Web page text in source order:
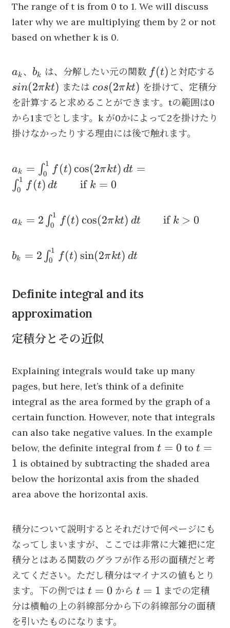
The range of t is from 0 to 1. We will discuss
later why we are multiplying them by 2 or not
based on whether k is 0.
a_k
ak 、 b_k
bk は、分解したい元の関数 f(t)
f (t) と対応する
sin(2πkt) または cos
(2\pi
kt)
cos(2πkt) を掛けて、定積分
を計算すると求めることができます。tの範囲は0
から1までとします。k が0かによって2を掛けたり
掛けなかったりする理由には後で触れます。
a_k =
\int_{0}^{1}
f(t) \cos(2
=
f(t)\, dt
\qquad
= 0
ak = ∫0
1
f (t) cos(2πkt) dt =
∫0
1
f (t) dt if k = 0
a_k =
2\int_{0}^{1}
f(t) \cos(2 \pi
kt)\, dt
0
ak = 2 ∫0
1
f(t) cos(2πkt) dt if k > 0
b_k =
2\int_{0}^{1}
kt)\, dt
bk = 2 ∫0
1
f(t) sin(2πkt) dt
Definite integral and its
approximation
定積分とその近似
Explaining integrals would take up many
pages, but here, let’s think of a definite
integral as the area formed by the graph of a
certain function. However, note that integrals
can also take negative values. In the example
below, the definite integral from t
=
t = 0 to t
=
1
t =
1 is obtained by subtracting the shaded area
below the horizontal axis from the shaded
area above the horizontal axis.
積分について説明するとそれだけで何ページにも
なってしまいますが、ここでは非常に大雑把に定
積分とはある関数のグラフが作る形の面積だと考
えてください。ただし積分はマイナスの値もとり
ます。下の例では t
=
0
t = 0 から t=1
t = 1 までの定積
分は横軸の上の斜線部分から下の斜線部分の面積
を引いたものになります。